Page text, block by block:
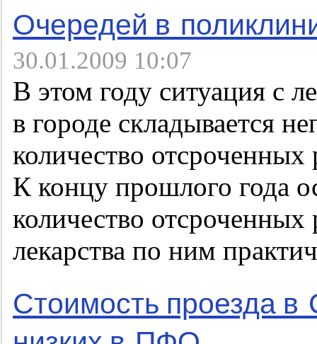
Очередей в
30.01.2009 10:07
В этом году ситуация с
в городе складывается
количество отсроченных
К концу прошлого года
количество отсроченных
лекарства по ним
Стоимость проезда